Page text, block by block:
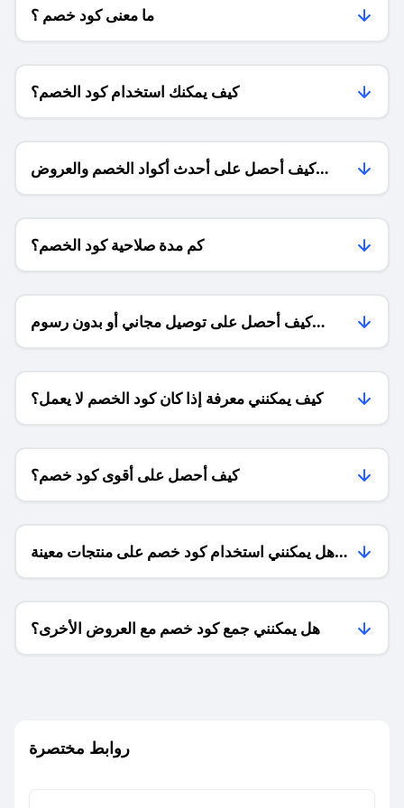
ما معنى كود خصم ؟
كيف يمكنك استخدام كود الخصم؟
كيف أحصل على أحدث أكواد الخصم والعروض
للمتاجر؟
كم مدة صلاحية كود الخصم؟
كيف أحصل على توصيل مجاني أو بدون رسوم
الشحن ؟
كيف يمكنني معرفة إذا كان كود الخصم لا يعمل؟
كيف أحصل على أقوى كود خصم؟
هل يمكنني استخدام كود خصم على منتجات معينة
فقط؟
هل يمكنني جمع كود خصم مع العروض الأخرى؟
روابط مختصرة